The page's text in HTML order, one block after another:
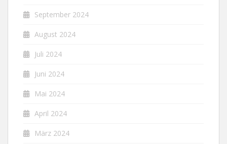
September 2024
August 2024
Juli 2024
Juni 2024
Mai 2024
April 2024
März 2024